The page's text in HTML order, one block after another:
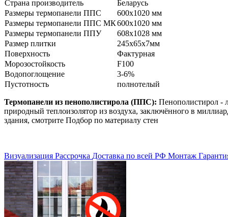
Страна производитель
Беларусь
Размеры термопанели ППС
600x1020 мм
Размеры термопанели ППС МК600x1020 мм
Размеры термопанели ППУ
608x1028 мм
Размер плитки
245х65х7мм
Поверхность
Фактурная
Морозостойкость
F100
Водопоглощение
3-6%
Пустотность
полнотелый
Термопанели из пенополистирола (ППС): Пенополистирол -
природный теплоизолятор из воздуха, заключённого в
здания, смотрите Подбор по материалу стен
Визуализация Рассрочка Доставка по всей РФ Монтаж